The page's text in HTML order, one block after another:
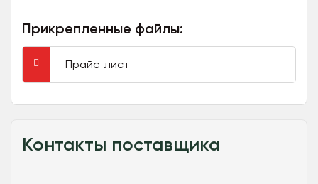
Прикрепленные файлы:
Прайс-лист
Контакты поставщика